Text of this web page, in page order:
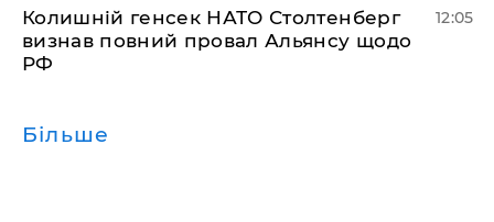
Колишній генсек НАТО Столтенберг
визнав повний провал Альянсу щодо
РФ
12:05
Більше